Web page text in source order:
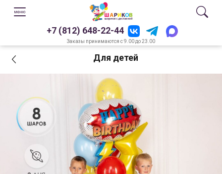
+7 (812) 648-22-44
Заказы принимаются с 9.00 до 23.00
Для детей